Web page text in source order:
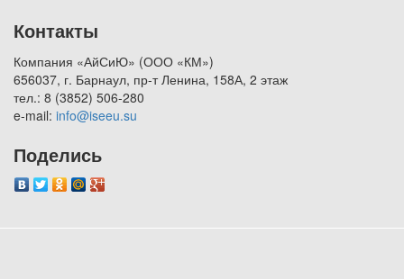
Контакты
Компания «АйСиЮ» (ООО «КМ»)
656037, г. Барнаул, пр-т Ленина, 158А, 2 этаж
тел.: 8 (3852) 506-280
e-mail: info@iseeu.su
Поделись